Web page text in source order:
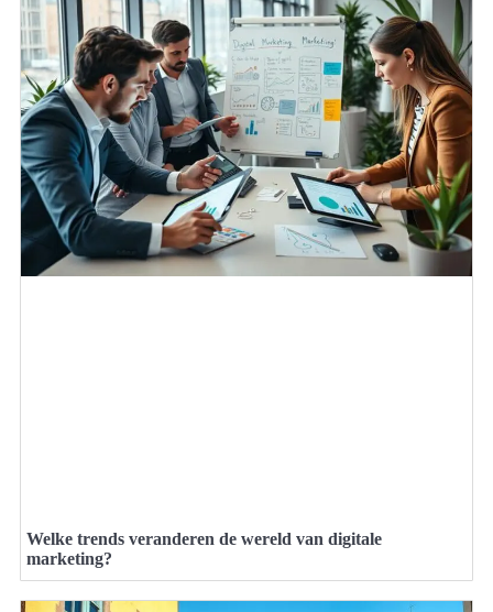
Welke trends veranderen de wereld van digitale
marketing?